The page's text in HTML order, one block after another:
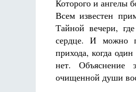
Которого и ангелы
Всем известен
Тайной вечери,
сердце. И можно
прихода, когда
нет. Объяснение
очищенной души